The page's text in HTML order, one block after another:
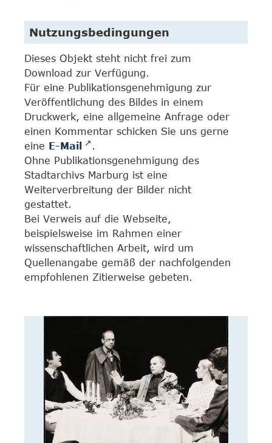
Nutzungsbedingungen
Dieses Objekt steht nicht frei zum
Download zur Verfügung.
Für eine Publikationsgenehmigung zur
Veröffentlichung des Bildes in einem
Druckwerk, eine allgemeine Anfrage oder
einen Kommentar schicken Sie uns gerne
eine E-Mail
.
Ohne Publikationsgenehmigung des
Stadtarchivs Marburg ist eine
Weiterverbreitung der Bilder nicht
gestattet.
Bei Verweis auf die Webseite,
beispielsweise im Rahmen einer
wissenschaftlichen Arbeit, wird um
Quellenangabe gemäß der nachfolgenden
empfohlenen Zitierweise gebeten.